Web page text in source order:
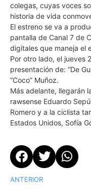
colegas, cuyas voces
historia de vida
El estreno se va a
pantalla de Canal 7 de
digitales que maneja el
Por otro lado, el jueves
presentación de: “De
“Coco” Muñoz.
Más adelante, llegarán
rawsense Eduardo
Romero y a la ciclista
Estados Unidos, Sofía
ANTERIOR